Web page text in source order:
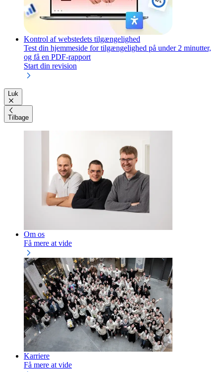
Kontrol af webstedets tilgængelighed
Test din hjemmeside for tilgængelighed på under 2 minutter,
og få en PDF-rapport
Start din revision
Luk
Tilbage
Om os
Få mere at vide
Karriere
Få mere at vide